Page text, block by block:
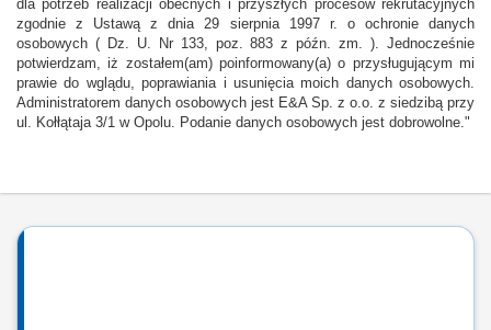
dla potrzeb realizacji obecnych i przyszłych procesów rekrutacyjnych
zgodnie z Ustawą z dnia 29 sierpnia 1997 r. o ochronie danych
osobowych ( Dz. U. Nr 133, poz. 883 z późn. zm. ). Jednocześnie
potwierdzam, iż zostałem(am) poinformowany(a) o przysługującym mi
prawie do wglądu, poprawiania i usunięcia moich danych osobowych.
Administratorem danych osobowych jest E&A Sp. z o.o. z siedzibą przy
ul. Kołłątaja 3/1 w Opolu. Podanie danych osobowych jest dobrowolne."